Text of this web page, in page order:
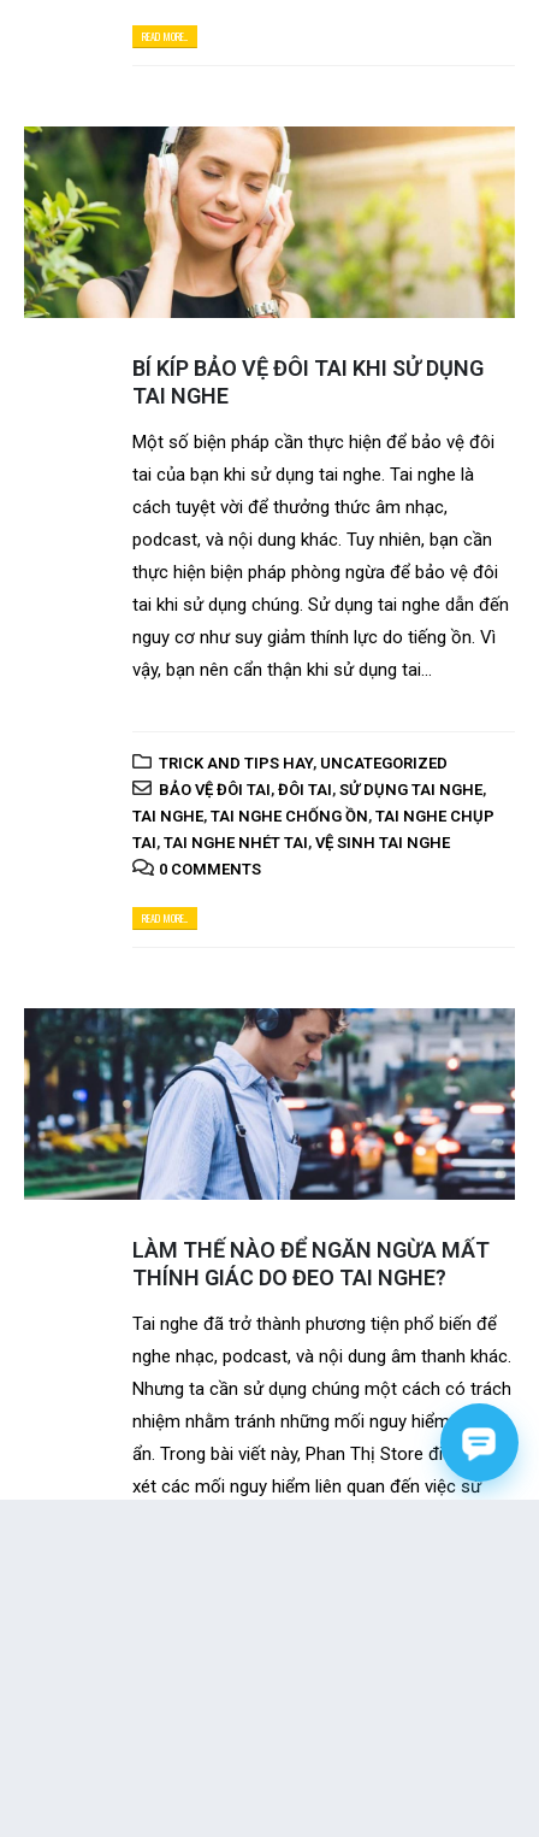
READ MORE...
BÍ KÍP BẢO VỆ ĐÔI TAI KHI SỬ DỤNG
TAI NGHE
Một số biện pháp cần thực hiện để bảo vệ đôi
tai của bạn khi sử dụng tai nghe. Tai nghe là
cách tuyệt vời để thưởng thức âm nhạc,
podcast, và nội dung khác. Tuy nhiên, bạn cần
thực hiện biện pháp phòng ngừa để bảo vệ đôi
tai khi sử dụng chúng. Sử dụng tai nghe dẫn đến
nguy cơ như suy giảm thính lực do tiếng ồn. Vì
vậy, bạn nên cẩn thận khi sử dụng tai...
TRICK AND TIPS HAY, UNCATEGORIZED
BẢO VỆ ĐÔI TAI, ĐÔI TAI, SỬ DỤNG TAI NGHE,
TAI NGHE, TAI NGHE CHỐNG ỒN, TAI NGHE CHỤP
TAI, TAI NGHE NHÉT TAI, VỆ SINH TAI NGHE
0 COMMENTS
READ MORE...
LÀM THẾ NÀO ĐỂ NGĂN NGỪA MẤT
THÍNH GIÁC DO ĐEO TAI NGHE?
Tai nghe đã trở thành phương tiện phổ biến để
nghe nhạc, podcast, và nội dung âm thanh khác.
Nhưng ta cần sử dụng chúng một cách có trách
nhiệm nhằm tránh những mối nguy hiểm tiềm
ẩn. Trong bài viết này, Phan Thị Store đi sâu xem
xét các mối nguy hiểm liên quan đến việc sử